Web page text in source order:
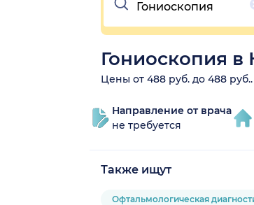
Гониоскопия
Цены от 488 руб. до 488
Направление от врача
не требуется
Также ищут
Офтальмологическая